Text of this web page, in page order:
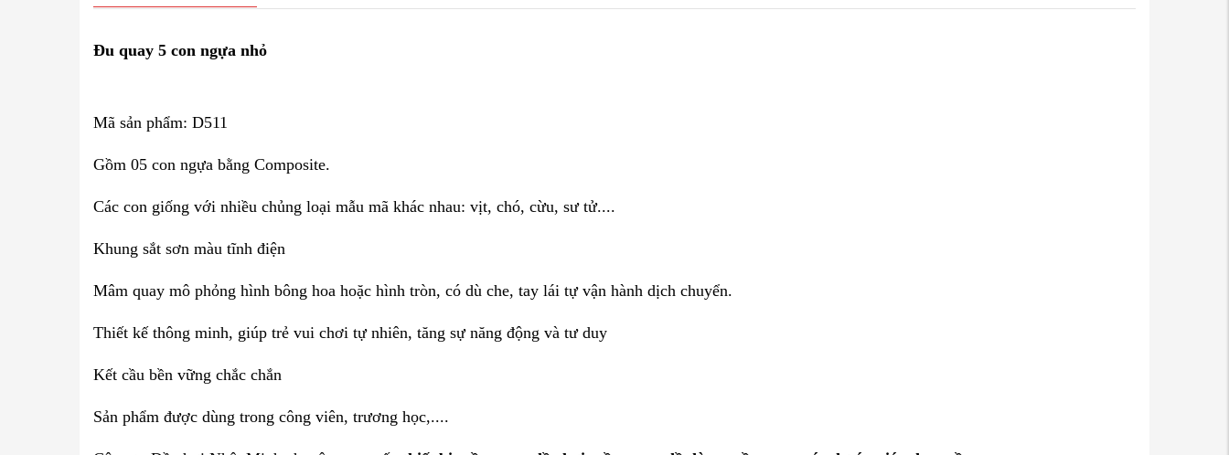
Đu quay 5 con ngựa nhỏ
Mã sản phẩm: D511
Gồm 05 con ngựa bằng Composite.
Các con giống với nhiều chủng loại mẫu mã khác nhau: vịt, chó, cừu, sư tử....
Khung sắt sơn màu tĩnh điện
Mâm quay mô phỏng hình bông hoa hoặc hình tròn, có dù che, tay lái tự vận hành dịch chuyển.
Thiết kế thông minh, giúp trẻ vui chơi tự nhiên, tăng sự năng động và tư duy
Kết cầu bền vững chắc chắn
Sản phẩm được dùng trong công viên, trương học,....